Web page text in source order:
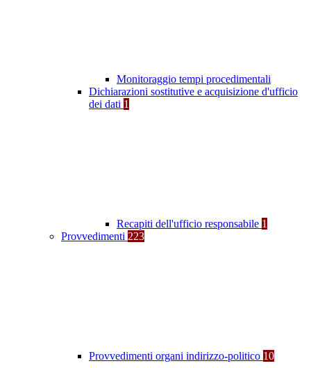
Monitoraggio tempi procedimentali
Dichiarazioni sostitutive e acquisizione d'ufficio
dei dati 1
Recapiti dell'ufficio responsabile 1
Provvedimenti 223
Provvedimenti organi indirizzo-politico 10